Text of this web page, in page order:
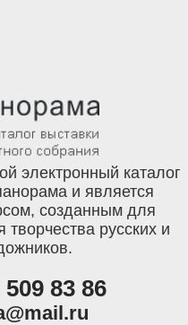
электронный каталог
и является
созданным для
творчества русских и
83 86